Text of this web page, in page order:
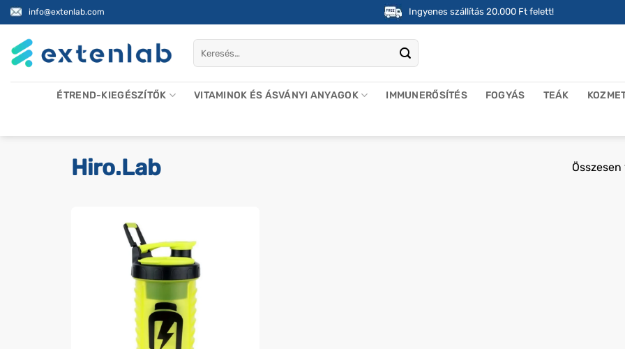
Skip
to
content
info@extenlab.com Ingyenes szállítás 20.000 Ft felett!
ÉTREND-KIEGÉSZÍTŐK VITAMINOK ÉS ÁSVÁNYI ANYAGOK IMMUNERŐSÍTÉS FOGYÁS TEÁK
Hiro.Lab